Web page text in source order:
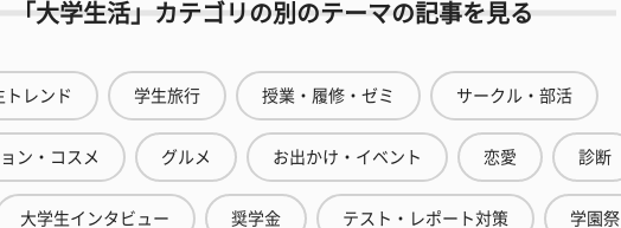
「大学生活」カテゴリの別のテーマの記事を見る
トレンド 学生旅行 授業・履修・ゼミ サークル・部活
ン・コスメ グルメ お出かけ・イベント 恋愛 診断
大学生インタビュー 奨学金 テスト・レポート対策 学園祭